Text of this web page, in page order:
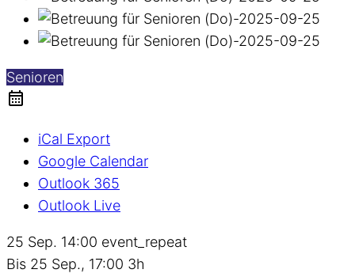
Senioren
iCal Export
Google Calendar
Outlook 365
Outlook Live
25 Sep. 14:00 event_repeat
Bis 25 Sep., 17:00 3h